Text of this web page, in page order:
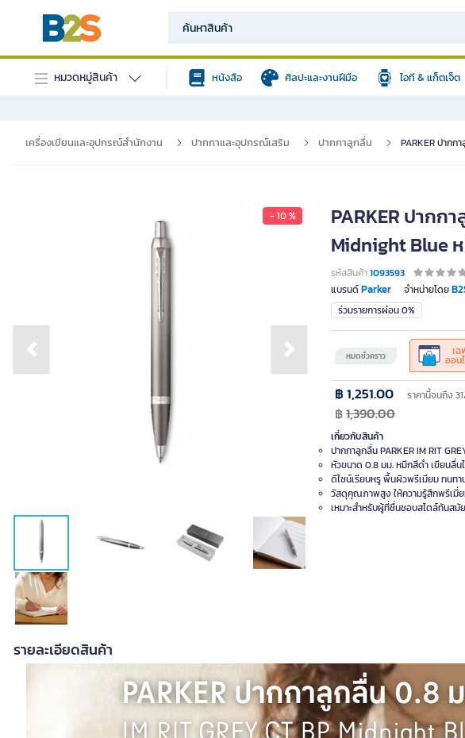
หมวดหมู่สินค้า หนังสือ ศิลปะและงานฝีมือ ไอที & แก็ตเจ็ต
เครื่องเขียนและอุปกรณ์สำนักงาน ปากกาและอุปกรณ์เสริม ปากกาลูกลื่น PARKER ปากก
- 10 %
Previous slide Next slide
PARKER ปากก
Midnight Blue
รหัสสินค้า1093593
แบรนด์Parker จำหน่ายโดย
ร่วมรายการผ่อน 0%
หมดชั่วคราว เฉ
ออน
฿ 1,251.00 ราคานี้จนถึง
฿1,390.00
เกี่ยวกับสินค้า
ปากกาลูกลื่น PARKER IM RIT
หัวขนาด 0.8 มม. หมึกสีดำ เขียนลื่น
ดีไซน์เรียบหรู พื้นผิวพรีเมียม ทนทา
วัสดุคุณภาพสูง ให้ความรู้สึกพรีเมี่
เหมาะสำหรับผู้ที่ชื่นชอบสไตล์ทันสมั
รายละเอียดสินค้า